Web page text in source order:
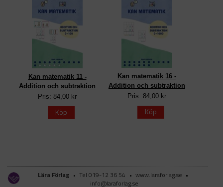
Kan matematik 11 -
Addition och subtraktion
Pris: 84,00 kr
Köp
Kan matematik 16 -
Addition och subtraktion
Pris: 84,00 kr
Köp
Lära Förlag • Tel 019-12 36 54 • www.laraforlag.se •
info@laraforlag.se